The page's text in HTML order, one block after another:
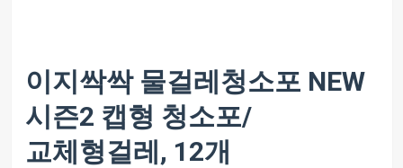
이지싹싹 물걸레청소포 NEW
시즌2 캡형 청소포/
교체형걸레, 12개